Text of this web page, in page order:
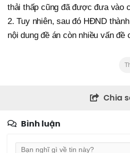
thải thấp cũng đã được đưa vào
2. Tuy nhiên, sau đó HĐND
nội dung đề án còn nhiều vấn
Chia
Bình luận